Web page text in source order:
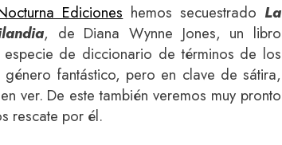
Ediciones hemos secuestrado La
, de Diana Wynne Jones, un libro
de diccionario de términos de los
fantástico, pero en clave de sátira,
ver. De este también veremos muy pronto
rescate por él.